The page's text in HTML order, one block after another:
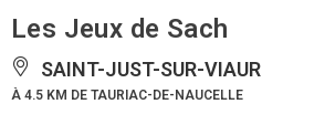
Les Jeux de Sach
SAINT-JUST-SUR-VIAUR
À 4.5 KM DE TAURIAC-DE-NAUCELLE